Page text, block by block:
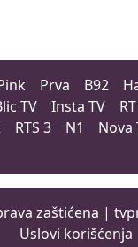
Prva B92
TV Insta TV
RTS 3 N1 Nova
zaštićena |
Uslovi korišćenja